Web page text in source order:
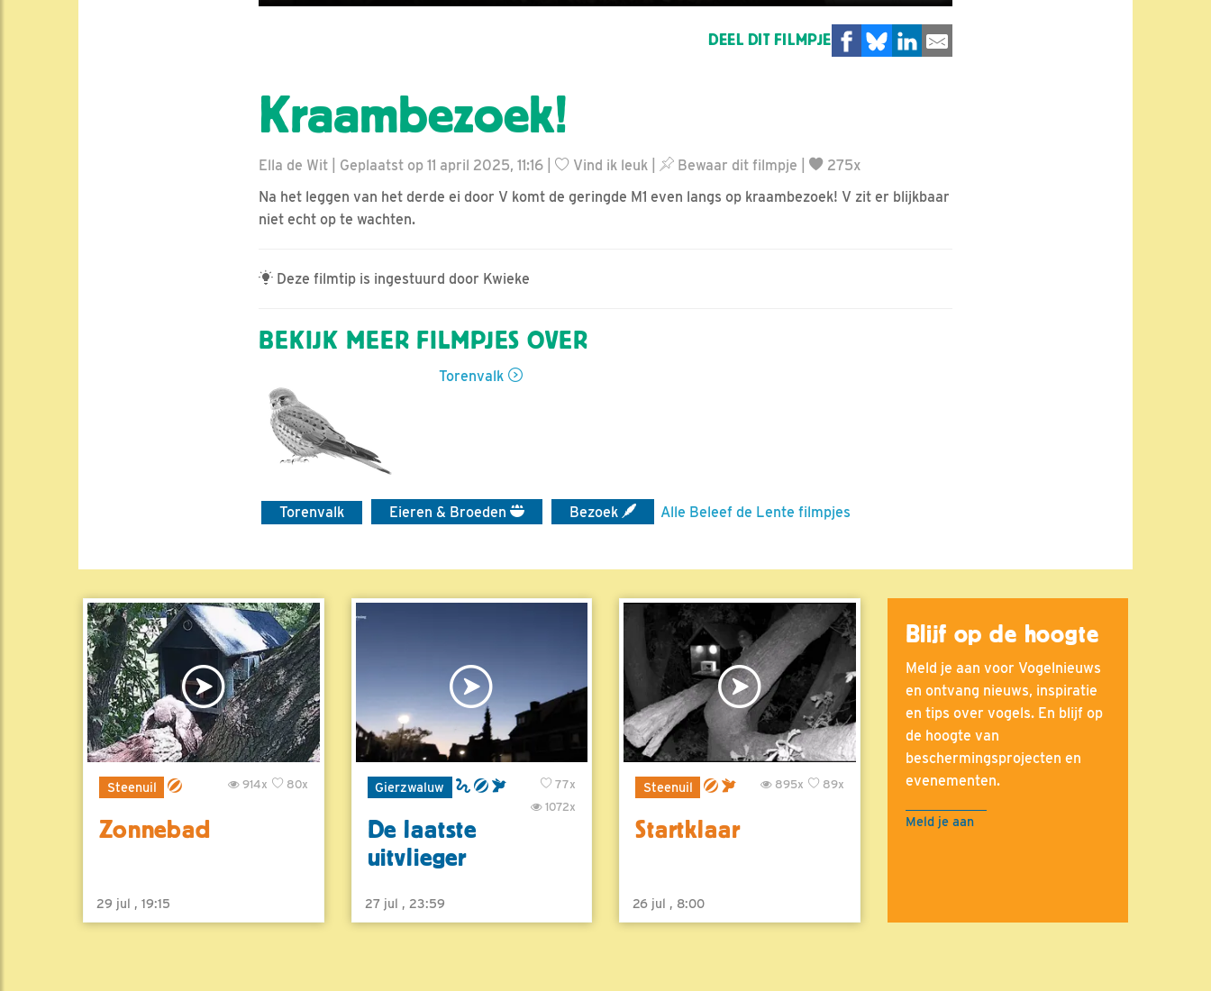
DEEL DIT FILMPJE
Kraambezoek!
Ella de Wit | Geplaatst op 11 april 2025, 11:16 | Vind ik leuk Bewaar dit filmpje
275x
Na het leggen van het derde ei door V komt de geringde M1 even langs op kraambezoek! V zit er blijkbaar
niet echt op te wachten.
Deze filmtip is ingestuurd door Kwieke
BEKIJK MEER FILMPJES OVER
Torenvalk
Torenvalk Eieren & Broeden Bezoek Alle Beleef de Lente filmpjes
Steenuil 80x
914x
Zonnebad
29 jul , 19:15
Gierzwaluw
77x
1072x
De laatste
uitvlieger
27 jul , 23:59
Steenuil 89x
895x
Startklaar
26 jul , 8:00
Blijf op de hoogte
Meld je aan voor Vogelnieuws
en ontvang nieuws, inspiratie
en tips over vogels. En blijf op
de hoogte van
beschermingsprojecten en
evenementen.
Meld je aan